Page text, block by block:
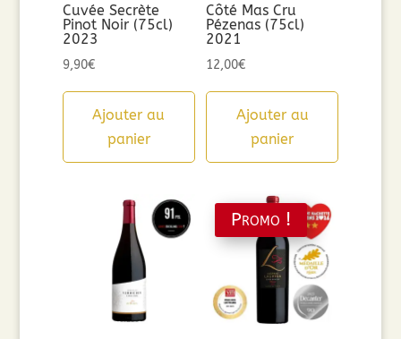
Cuvée Secrète
Pinot Noir (75cl)
2023
9,90€
Ajouter au
panier
Côté Mas Cru
Pézenas (75cl)
2021
12,00€
Ajouter au
panier
Promo !